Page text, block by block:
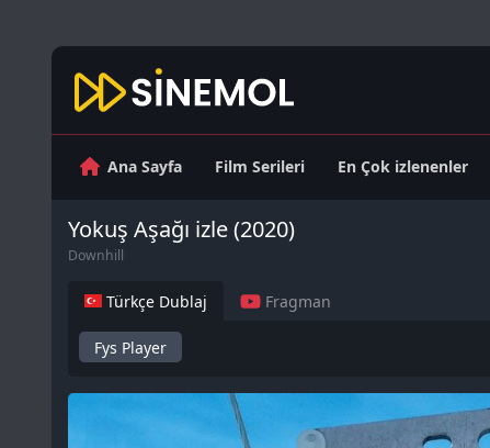
Ana Sayfa Film Serileri En Çok izlenenler
Yokuş Aşağı izle (2020)
Downhill
Türkçe Dublaj Fragman
Fys Player